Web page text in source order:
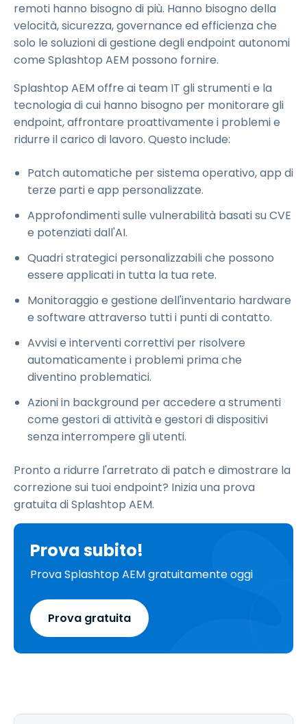
remoti hanno bisogno di più. Hanno bisogno della
velocità, sicurezza, governance ed efficienza che
solo le soluzioni di gestione degli endpoint autonomi
come Splashtop AEM possono fornire.
Splashtop AEM offre ai team IT gli strumenti e la
tecnologia di cui hanno bisogno per monitorare gli
endpoint, affrontare proattivamente i problemi e
ridurre il carico di lavoro. Questo include:
Patch automatiche per sistema operativo, app di
terze parti e app personalizzate.
Approfondimenti sulle vulnerabilità basati su CVE
e potenziati dall'AI.
Quadri strategici personalizzabili che possono
essere applicati in tutta la tua rete.
Monitoraggio e gestione dell'inventario hardware
e software attraverso tutti i punti di contatto.
Avvisi e interventi correttivi per risolvere
automaticamente i problemi prima che
diventino problematici.
Azioni in background per accedere a strumenti
come gestori di attività e gestori di dispositivi
senza interrompere gli utenti.
Pronto a ridurre l'arretrato di patch e dimostrare la
correzione sui tuoi endpoint? Inizia una prova
gratuita di Splashtop AEM.
Prova subito!
Prova Splashtop AEM gratuitamente oggi
Prova gratuita